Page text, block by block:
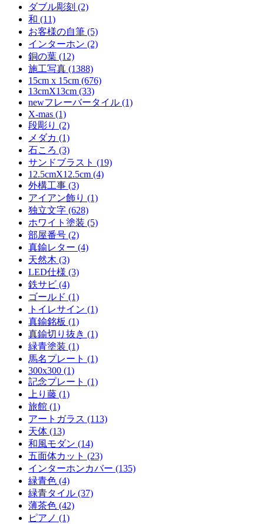
ダブル彫刻 (2)
和 (11)
お客様の自筆 (5)
インターホン (2)
銅の葉 (12)
施工写真 (1388)
15cm x 15cm (676)
13cmX13cm (33)
newフレーバータイル (1)
X-mas (1)
段彫り (2)
メダカ (1)
石ころ (3)
サンドブラスト (19)
12.5cmX12.5cm (4)
外構工事 (3)
アイアン飾り (1)
独立文字 (628)
ホワイト塗装 (5)
部屋番号 (2)
真鍮レター (4)
天然木 (3)
LED仕様 (3)
鉄サビ (4)
ゴールド (1)
トイレサイン (1)
真鍮銘板 (1)
真鍮切り抜き (1)
緑青塗装 (1)
馬名プレート (1)
300x300 (1)
記念プレート (1)
上り藤 (1)
旅館 (1)
アートガラス (113)
天体 (13)
和風モダン (14)
五面体カット (23)
インターホンカバー (135)
緑青色 (4)
緑青タイル (37)
薄茶色 (42)
ピアノ (1)